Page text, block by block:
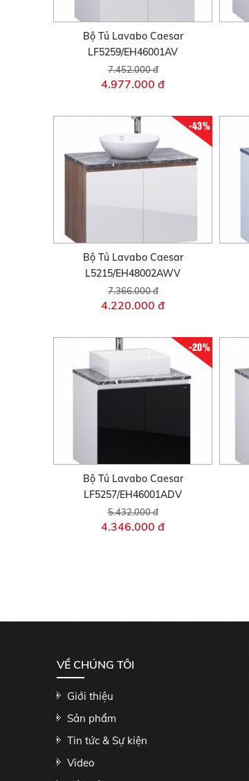
Bộ Tủ Lavabo Caesar
LF5259/EH46001AV
7.452.000 đ
4.977.000 đ
-43%
Bộ Tủ Lavabo Caesar
L5215/EH48002AWV
7.366.000 đ
4.220.000 đ
-20%
Bộ Tủ Lavabo Caesar
LF5257/EH46001ADV
5.432.000 đ
4.346.000 đ
VỀ CHÚNG TÔI
Giới thiệu
Sản phẩm
Tin tức & Sự kiện
Video